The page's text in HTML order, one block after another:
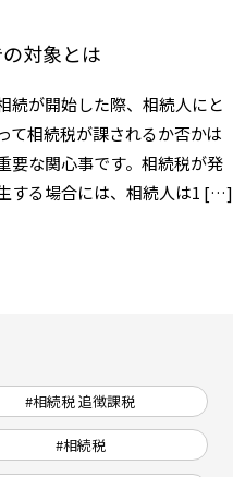
対象とは
続が開始した際、相続人にと
って相続税が課されるか否かは
要な関心事です。相続税が発
する場合には、相続人は1 […]
#相続税 追徴課税
#相続税